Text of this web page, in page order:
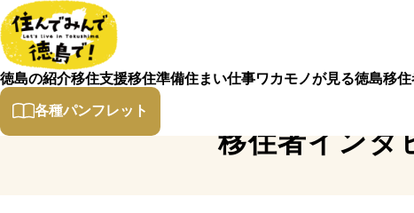
徳島の紹介移住支援移住準備住まい仕事ワカモノが見る徳島移
各種パンフレット
移住者インタ